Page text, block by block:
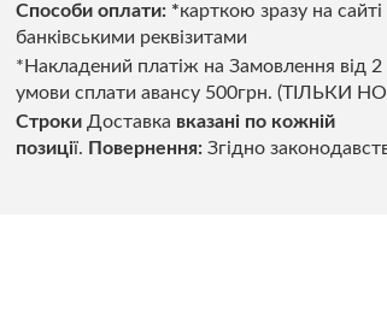
Способи оплати: *карткою зразу на сайті
банківськими реквізитами
*Накладений платіж на Замовлення від 2
умови сплати авансу 500грн. (ТІЛЬКИ
Строки Доставка вказані по кожній
позиції. Повернення: Згідно